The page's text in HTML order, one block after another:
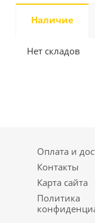
Наличие
Нет складов
Оплата и
Контакты
Карта сайта
Политика